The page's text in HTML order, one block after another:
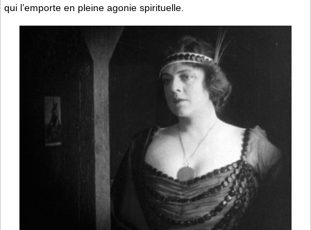
qui l’emporte en pleine agonie spirituelle.